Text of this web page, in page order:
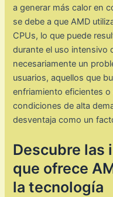
a generar más calor en
se debe a que AMD
CPUs, lo que puede
durante el uso intensivo
necesariamente un
usuarios, aquellos que
enfriamiento eficientes o
condiciones de alta
desventaja como un
Descubre las
que ofrece
la tecnología